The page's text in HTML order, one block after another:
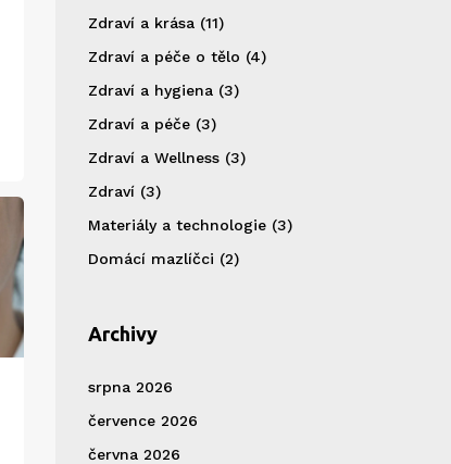
Zdraví a krása (11)
Zdraví a péče o tělo (4)
Zdraví a hygiena (3)
Zdraví a péče (3)
Zdraví a Wellness (3)
Zdraví (3)
Materiály a technologie (3)
Domácí mazlíčci (2)
Archivy
srpna 2026
července 2026
června 2026